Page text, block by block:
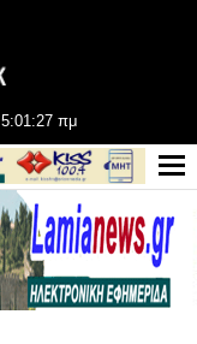
5:01:29 πμ